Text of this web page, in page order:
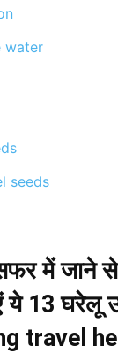
water
seeds
में जाने से
ये 13
travel